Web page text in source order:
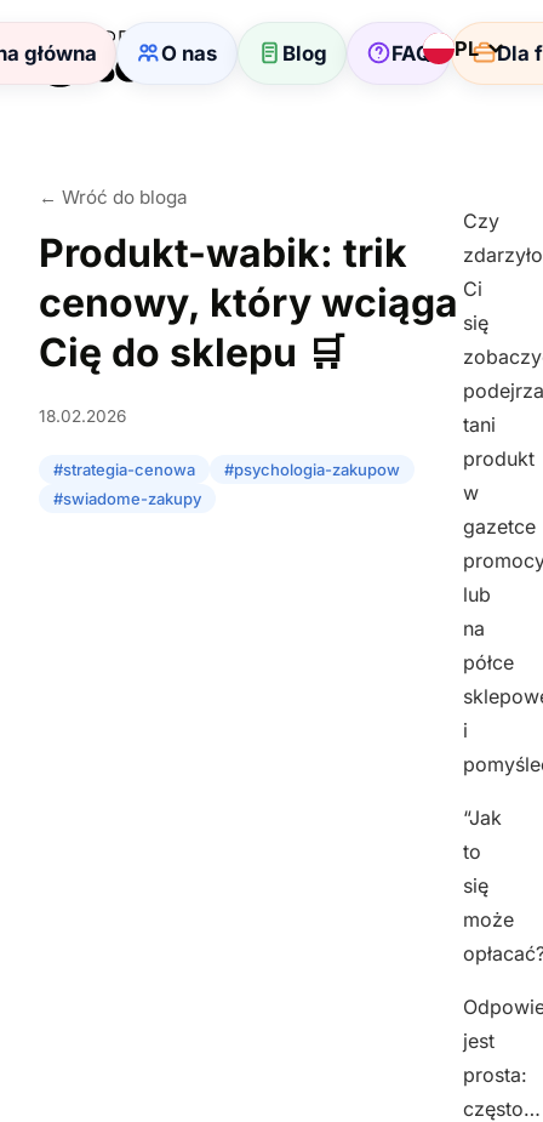
główna O nas Blog FAQ Dla
PL
← Wróć do bloga
Produkt-wabik: trik
cenowy, który wciąga
Cię do sklepu 🛒
18.02.2026
#strategia-cenowa
#psychologia-zakupow
#swiadome-zakupy
Czy
zdarzyło
Ci
się
tani
produkt
w
gazetce
lub
na
półce
i
“Jak
to
się
może
jest
prosta:
często…